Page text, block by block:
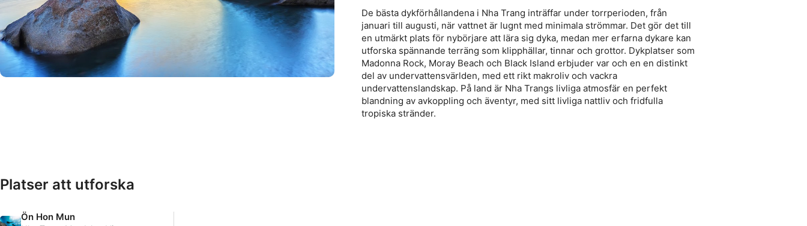
De bästa dykförhållandena i Nha Trang inträffar under torrperioden, från
januari till augusti, när vattnet är lugnt med minimala strömmar. Det gör det till
en utmärkt plats för nybörjare att lära sig dyka, medan mer erfarna dykare kan
utforska spännande terräng som klipphällar, tinnar och grottor. Dykplatser som
Madonna Rock, Moray Beach och Black Island erbjuder var och en en distinkt
del av undervattensvärlden, med ett rikt makroliv och vackra
undervattenslandskap. På land är Nha Trangs livliga atmosfär en perfekt
blandning av avkoppling och äventyr, med sitt livliga nattliv och fridfulla
tropiska stränder.
Platser att utforska
Ön Hon Mun